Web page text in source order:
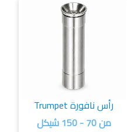
رأس نافورة Trumpet
من 70 - 150 شيكل